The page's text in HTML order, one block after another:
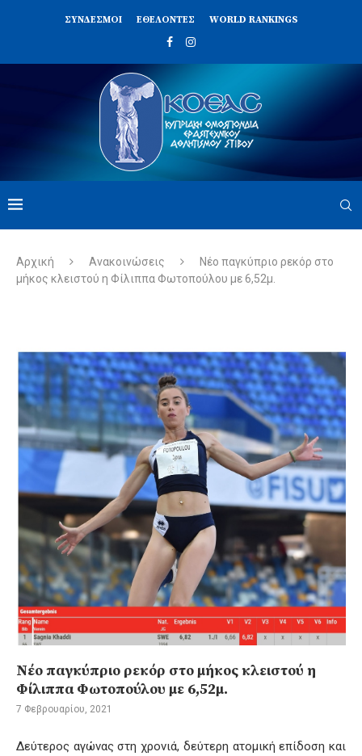
ΣΥΝΔΈΣΜΟΙ ΕΘΕΛΟΝΤΈΣ WORLD RANKINGS
Αρχική Ανακοινώσεις
Νέο παγκύπριο ρεκόρ στο
μήκος κλειστού η Φίλιππα Φωτοπούλου με 6,52μ.
Νέο παγκύπριο ρεκόρ στο μήκος κλειστού η
Φίλιππα Φωτοπούλου με 6,52μ.
7 Φεβρουαρίου, 2021
Δεύτερος αγώνας στη χρονιά, δεύτερη ατομική επίδοση και